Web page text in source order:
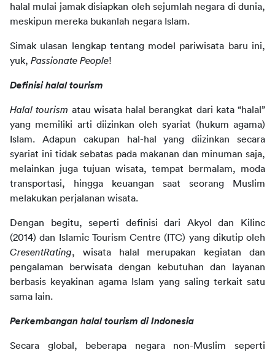
halal mulai jamak disiapkan oleh sejumlah negara di dunia,
meskipun mereka bukanlah negara Islam.
Simak ulasan lengkap tentang model pariwisata baru ini,
yuk, Passionate People!
Definisi halal tourism
Halal tourism atau wisata halal berangkat dari kata “halal”
yang memiliki arti diizinkan oleh syariat (hukum agama)
Islam. Adapun cakupan hal-hal yang diizinkan secara
syariat ini tidak sebatas pada makanan dan minuman saja,
melainkan juga tujuan wisata, tempat bermalam, moda
transportasi, hingga keuangan saat seorang Muslim
melakukan perjalanan wisata.
Dengan begitu, seperti definisi dari Akyol dan Kilinc
(2014) dan Islamic Tourism Centre (ITC) yang dikutip oleh
CresentRating, wisata halal merupakan kegiatan dan
pengalaman berwisata dengan kebutuhan dan layanan
berbasis keyakinan agama Islam yang saling terkait satu
sama lain.
Perkembangan halal tourism di Indonesia
Secara global, beberapa negara non-Muslim seperti